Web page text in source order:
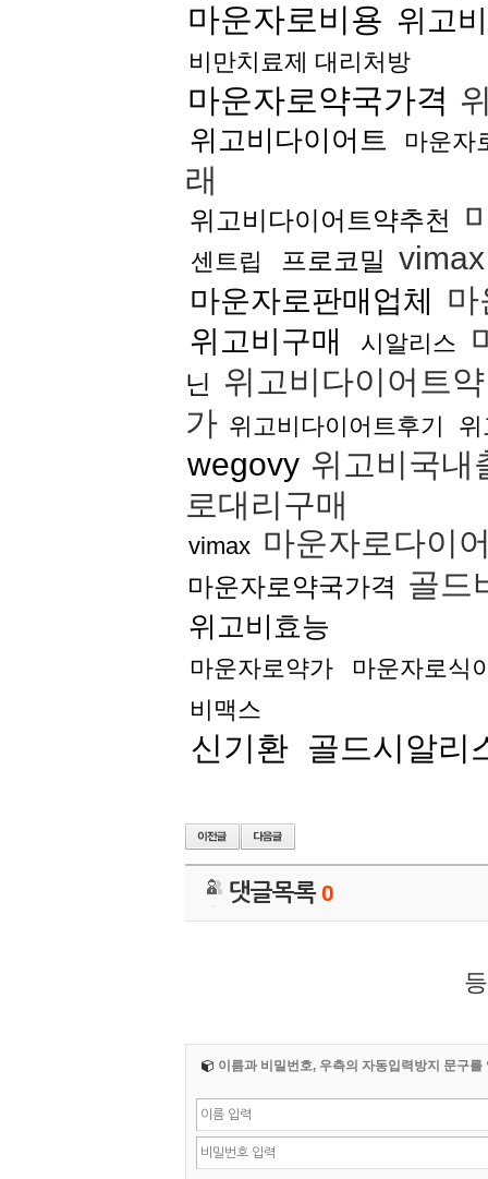
마운자로비용 위고
비만치료제 대리처방
마운자로약국가격
위고비다이어트 마운자
래
위고비다이어트약추천
센트립 프로코밀
마운자로판매업체
위고비구매 시알리스
닌 위고비다이어트
가 위고비다이어트후기
wegovy 위고비국
로대리구매
vimax 마운자로다이
마운자로약국가격 골드
위고비효능
마운자로약가
마운자로식
비맥스
신기환 골드시알리
댓글목록0
이름과 비밀번호, 우측의 자동입력방지 문구를